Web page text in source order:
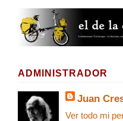
ADMINISTRADOR
Juan
Ver todo mi